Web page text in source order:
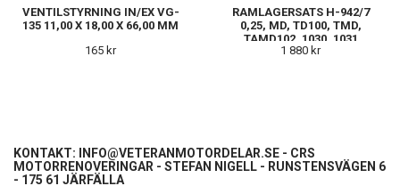
VENTILSTYRNING IN/EX VG-
135 11,00 X 18,00 X 66,00 MM
165 kr
RAMLAGERSATS H-942/7
0,25, MD, TD100, TMD,
TAMD102, 1030, 1031
1 880 kr
KONTAKT: INFO@VETERANMOTORDELAR.SE - CRS
MOTORRENOVERINGAR - STEFAN NIGELL - RUNSTENSVÄGEN 6
- 175 61 JÄRFÄLLA